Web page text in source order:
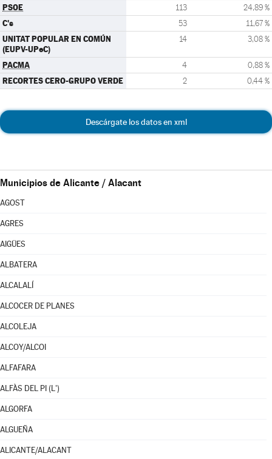
PSOE 113 24,89 %
C's 53 11,67 %
UNITAT POPULAR EN COMÚN
(EUPV-UPeC)
14 3,08 %
PACMA 4 0,88 %
RECORTES CERO-GRUPO VERDE 2 0,44 %
Descárgate los datos en xml
Municipios de Alicante / Alacant
AGOST
AGRES
AIGÜES
ALBATERA
ALCALALÍ
ALCOCER DE PLANES
ALCOLEJA
ALCOY/ALCOI
ALFAFARA
ALFÀS DEL PI (L')
ALGORFA
ALGUEÑA
ALICANTE/ALACANT